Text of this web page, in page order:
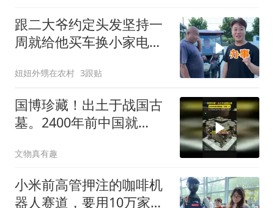
跟二大爷约定头发坚持一
周就给他买车换小家电。
侃，面子挂不住直接全部
剃掉。老人家怕说闲话，
也能理解。下午去地里
妞妞外甥在农村 3跟贴
国博珍藏！出土于战国古
墓。2400年前中国就
当“空调”用
文物真有趣
小米前高管押注的咖啡机
器人赛道，要用10万家门